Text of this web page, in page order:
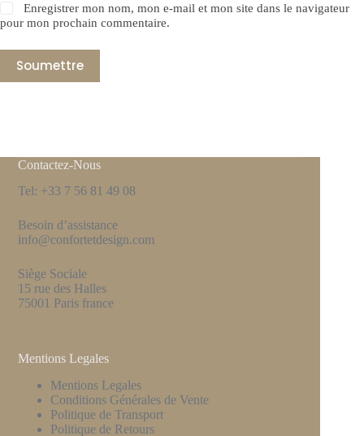
Enregistrer mon nom, mon e-mail et mon site dans le navigateur
pour mon prochain commentaire.
Soumettre
Contactez-Nous
Tel: +33 7 56 81 49 08
Besoin d’assistance
info@confortetdesign.com
Siège Sociale
15 rue des Halles
75001 Paris france
Mentions Legales
Mentions Legales
Conditions Générales de Vente
Politique de Transport
Politique de Retours